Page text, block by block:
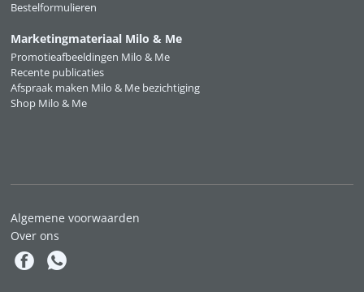
Bestelformulieren
Marketingmateriaal Milo & Me
Promotieafbeeldingen Milo & Me
Recente publicaties
Afspraak maken Milo & Me bezichtiging
Shop Milo & Me
Algemene voorwaarden
Over ons